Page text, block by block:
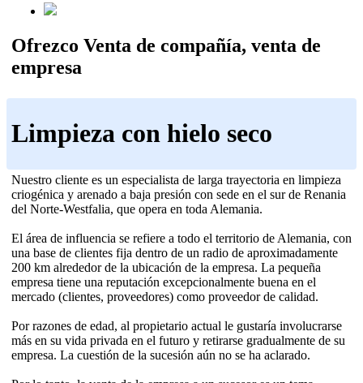
Ofrezco Venta de compañía, venta de
empresa
Limpieza con hielo seco
Nuestro cliente es un especialista de larga trayectoria en limpieza
criogénica y arenado a baja presión con sede en el sur de Renania
del Norte-Westfalia, que opera en toda Alemania.
El área de influencia se refiere a todo el territorio de Alemania, con
una base de clientes fija dentro de un radio de aproximadamente
200 km alrededor de la ubicación de la empresa. La pequeña
empresa tiene una reputación excepcionalmente buena en el
mercado (clientes, proveedores) como proveedor de calidad.
Por razones de edad, al propietario actual le gustaría involucrarse
más en su vida privada en el futuro y retirarse gradualmente de su
empresa. La cuestión de la sucesión aún no se ha aclarado.